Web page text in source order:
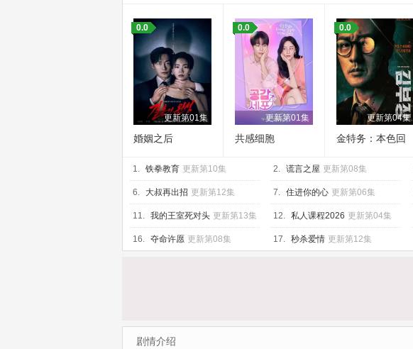
第08集 第07集 第
第02集 第01集
更新第01集
0.0
婚姻之后
更新第01集
0.0
共感细胞
更新第04集
0.0
金特务：本色回
1. 铁拳教育 更新第10集 2. 谎言之屋 更新第08集
6. 大叔再出招 更新第12集 7. 住进你的心 更新第06集
11. 我的王室死对头 更新第13集 12. 私人课程2026 更新第04集
16. 夺命许愿 更新第08集 17. 秒杀爱情 更新第12集
剧情介绍